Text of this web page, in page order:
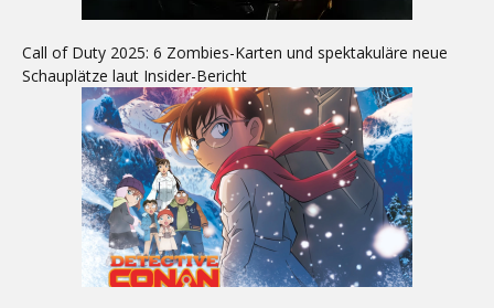
Call of Duty 2025: 6 Zombies-Karten und spektakuläre neue
Schauplätze laut Insider-Bericht